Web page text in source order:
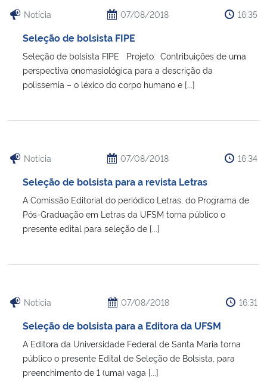
Notícia 07/08/2018 16:35
Seleção de bolsista FIPE
Seleção de bolsista FIPE Projeto: Contribuições de uma
perspectiva onomasiológica para a descrição da
polissemia – o léxico do corpo humano e [...]
Notícia 07/08/2018 16:34
Seleção de bolsista para a revista Letras
A Comissão Editorial do periódico Letras, do Programa de
Pós-Graduação em Letras da UFSM torna público o
presente edital para seleção de [...]
Notícia 07/08/2018 16:31
Seleção de bolsista para a Editora da UFSM
A Editora da Universidade Federal de Santa Maria torna
público o presente Edital de Seleção de Bolsista, para
preenchimento de 1 (uma) vaga [...]